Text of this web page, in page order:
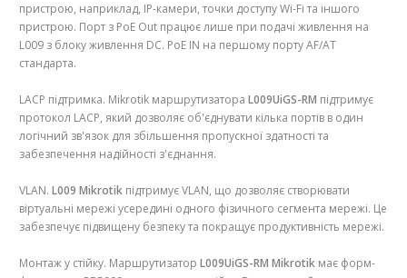
пристрою, наприклад, IP-камери, точки доступу Wi-Fi та іншого
пристрою. Порт з PoE Out працює лише при подачі живлення на
L009 з блоку живлення DC. PoE IN на першому порту AF/AT
стандарта.
LACP підтримка. Mikrotik маршрутизатора L009UiGS-RM підтримує
протокол LACP, який дозволяє об'єднувати кілька портів в один
логічний зв'язок для збільшення пропускної здатності та
забезпечення надійності з'єднання.
VLAN. L009 Mikrotik підтримує VLAN, що дозволяє створювати
віртуальні мережі усередині одного фізичного сегмента мережі. Це
забезпечує підвищену безпеку та покращує продуктивність мережі.
Монтаж у стійку. Маршрутизатор L009UiGS-RM Mikrotik має форм-